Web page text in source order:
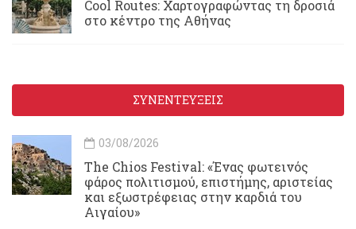
Cool Routes: Χαρτογραφώντας τη δροσιά
στο κέντρο της Αθήνας
ΣΥΝΕΝΤΕΥΞΕΙΣ
03/08/2026
Τhe Chios Festival: «Ένας φωτεινός
φάρος πολιτισμού, επιστήμης, αριστείας
και εξωστρέφειας στην καρδιά του
Αιγαίου»